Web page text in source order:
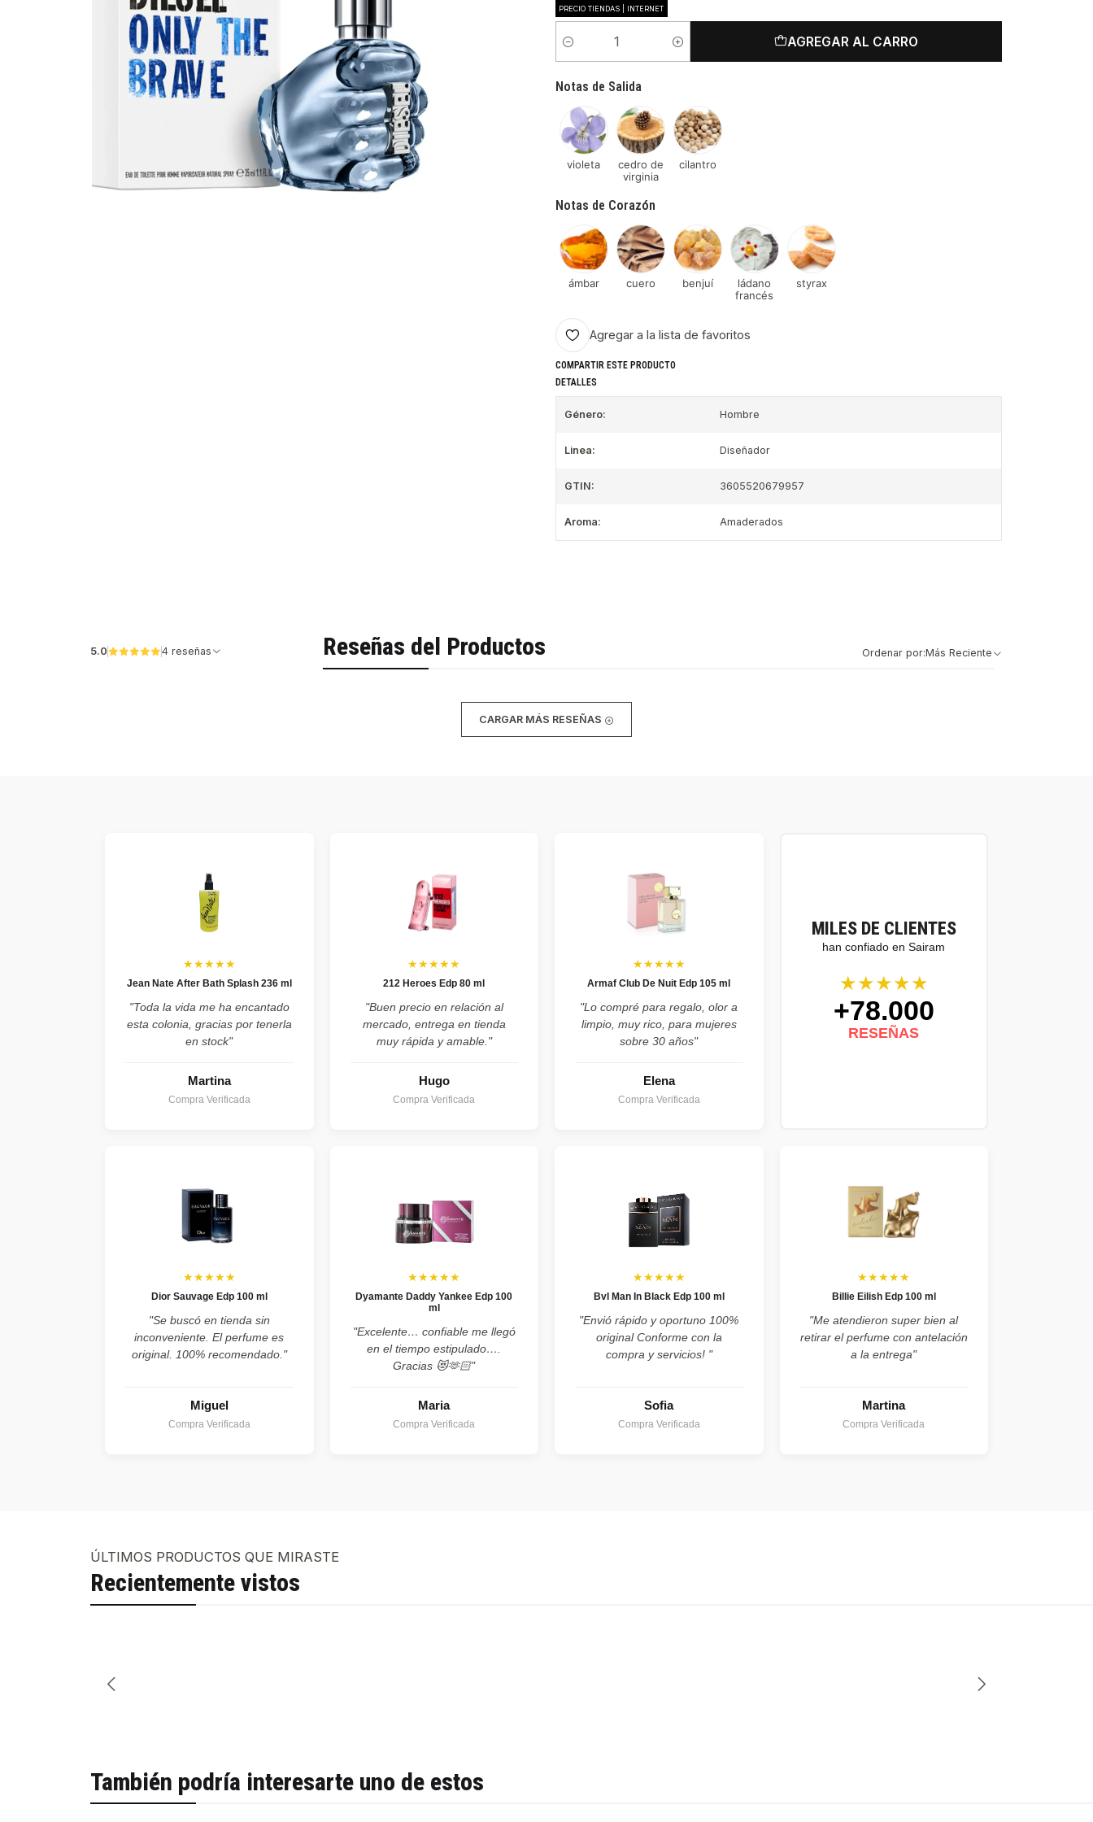
PRECIO TIENDAS | INTERNET
Cantidad
AGREGAR AL CARRO
Notas de Salida
violeta
cedro de
virginia
cilantro
Notas de Corazón
ámbar cuero benjuí
ládano
francés
styrax
Agregar a la lista de favoritos
COMPARTIR ESTE PRODUCTO
DETALLES
Género: Hombre
Linea: Diseñador
GTIN: 3605520679957
Aroma: Amaderados
Reseñas del Productos
5.0 4 reseñas Ordenar por:Más Reciente
CARGAR MÁS RESEÑAS
MILES DE CLIENTES
han confiado en Sairam
★★★★★
+78.000
RESEÑAS
★★★★★
Jean Nate After Bath Splash 236 ml
"Toda la vida me ha encantado
esta colonia, gracias por tenerla
en stock"
Martina
Compra Verificada
★★★★★
212 Heroes Edp 80 ml
"Buen precio en relación al
mercado, entrega en tienda
muy rápida y amable."
Hugo
Compra Verificada
★★★★★
Armaf Club De Nuit Edp 105 ml
"Lo compré para regalo, olor a
limpio, muy rico, para mujeres
sobre 30 años"
Elena
Compra Verificada
★★★★★
Dior Sauvage Edp 100 ml
"Se buscó en tienda sin
inconveniente. El perfume es
original. 100% recomendado."
Miguel
Compra Verificada
★★★★★
Dyamante Daddy Yankee Edp 100
ml
"Excelente… confiable me llegó
en el tiempo estipulado….
Gracias 😻🫶🏻"
Maria
Compra Verificada
★★★★★
Bvl Man In Black Edp 100 ml
"Envió rápido y oportuno 100%
original Conforme con la
compra y servicios! "
Sofia
Compra Verificada
★★★★★
Billie Eilish Edp 100 ml
"Me atendieron super bien al
retirar el perfume con antelación
a la entrega"
Martina
Compra Verificada
ÚLTIMOS PRODUCTOS QUE MIRASTE
Recientemente vistos
También podría interesarte uno de estos